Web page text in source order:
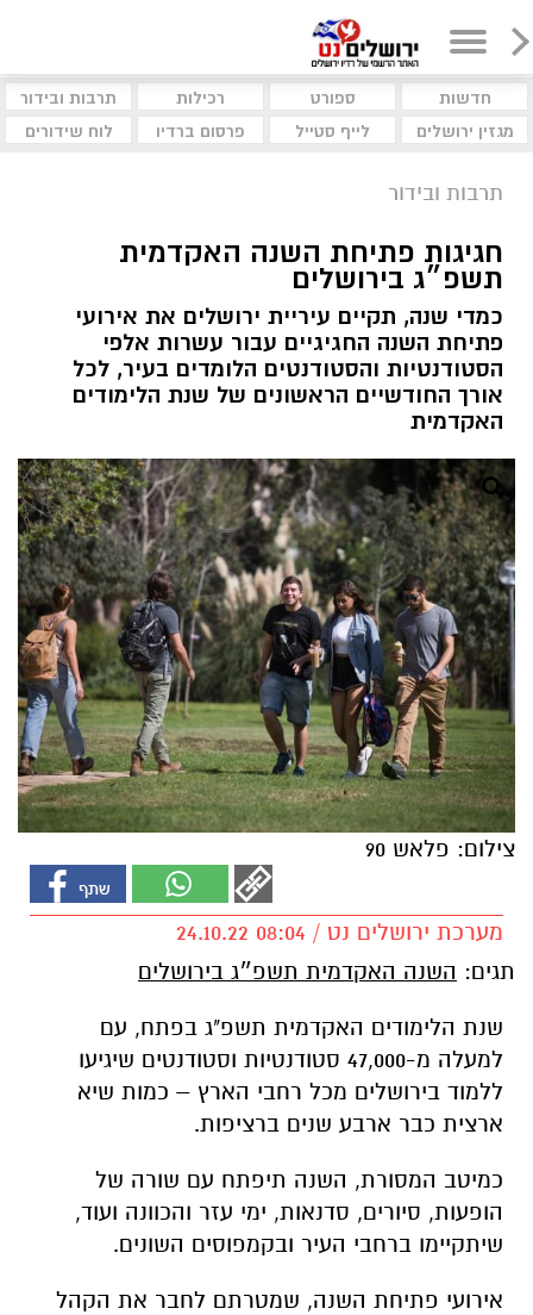
חדשות ספורט רכילות
תרבות ובידור
מגזין ירושלים
לייף סטייל פרסום ברדיו לוח שידורים
תרבות ובידור
חגיגות פתיחת השנה האקדמית
תשפ״ג בירושלים
כמדי שנה, תקיים עיריית ירושלים את אירועי
פתיחת השנה החגיגיים עבור עשרות אלפי
הסטודנטיות והסטודנטים הלומדים בעיר, לכל
אורך החודשיים הראשונים של שנת הלימודים
האקדמית
צילום: פלאש 90
מערכת ירושלים נט / 08:04 24.10.22
תגים: השנה האקדמית תשפ״ג בירושלים
שנת הלימודים האקדמית תשפ"ג בפתח, עם
למעלה מ-47,000 סטודנטיות וסטודנטים שיגיעו
ללמוד בירושלים מכל רחבי הארץ – כמות שיא
ארצית כבר ארבע שנים ברציפות.
כמיטב המסורת, השנה תיפתח עם שורה של
הופעות, סיורים, סדנאות, ימי עזר והכוונה ועוד,
שיתקיימו ברחבי העיר ובקמפוסים השונים.
אירועי פתיחת השנה, שמטרתם לחבר את הקהל